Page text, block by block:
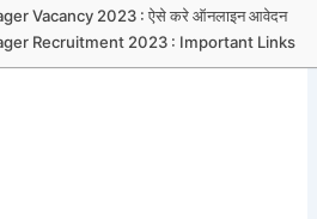
Vacancy 2023 : ऐसे करे ऑनलाइन आवेदन
Recruitment 2023 : Important Links